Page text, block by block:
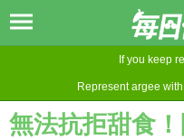
If you keep
Represent argee
無法抗拒甜食！